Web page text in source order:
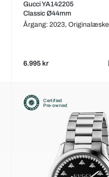
Gucci YA142205
Classic Ø44mm
Årgang: 2023,Originalæske
6.995 kr
Certified
Pre-owned